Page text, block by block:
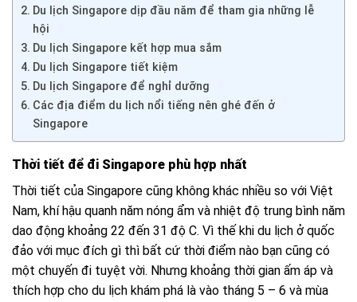
Du lịch Singapore dịp đầu năm để tham gia những lễ
hội
Du lịch Singapore kết hợp mua sắm
Du lịch Singapore tiết kiệm
Du lịch Singapore để nghỉ dưỡng
Các địa điểm du lịch nổi tiếng nên ghé đến ở
Singapore
Thời tiết để đi Singapore phù hợp nhất
Thời tiết của Singapore cũng không khác nhiều so với Việt
Nam, khí hậu quanh năm nóng ẩm và nhiệt độ trung bình năm
dao động khoảng 22 đến 31 độ C. Vì thế khi du lịch ở quốc
đảo với mục đích gì thì bất cứ thời điểm nào bạn cũng có
một chuyến đi tuyệt vời. Nhưng khoảng thời gian ấm áp và
thích hợp cho du lịch khám phá là vào tháng 5 – 6 và mùa